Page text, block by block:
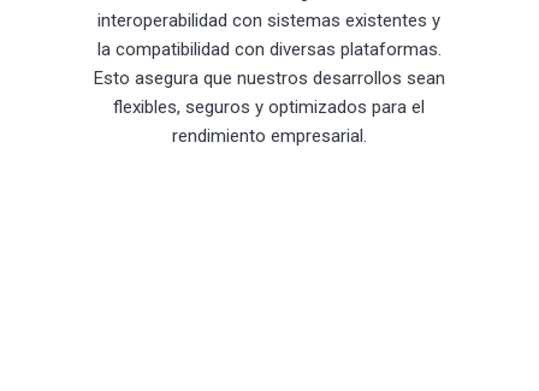
interoperabilidad con sistemas existentes y
la compatibilidad con diversas plataformas.
Esto asegura que nuestros desarrollos sean
flexibles, seguros y optimizados para el
rendimiento empresarial.